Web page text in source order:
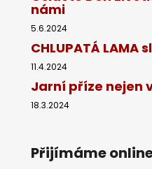
námi
5.6.2024
CHLUPATÁ
11.4.2024
Jarní příze nejen
18.3.2024
Přijímáme